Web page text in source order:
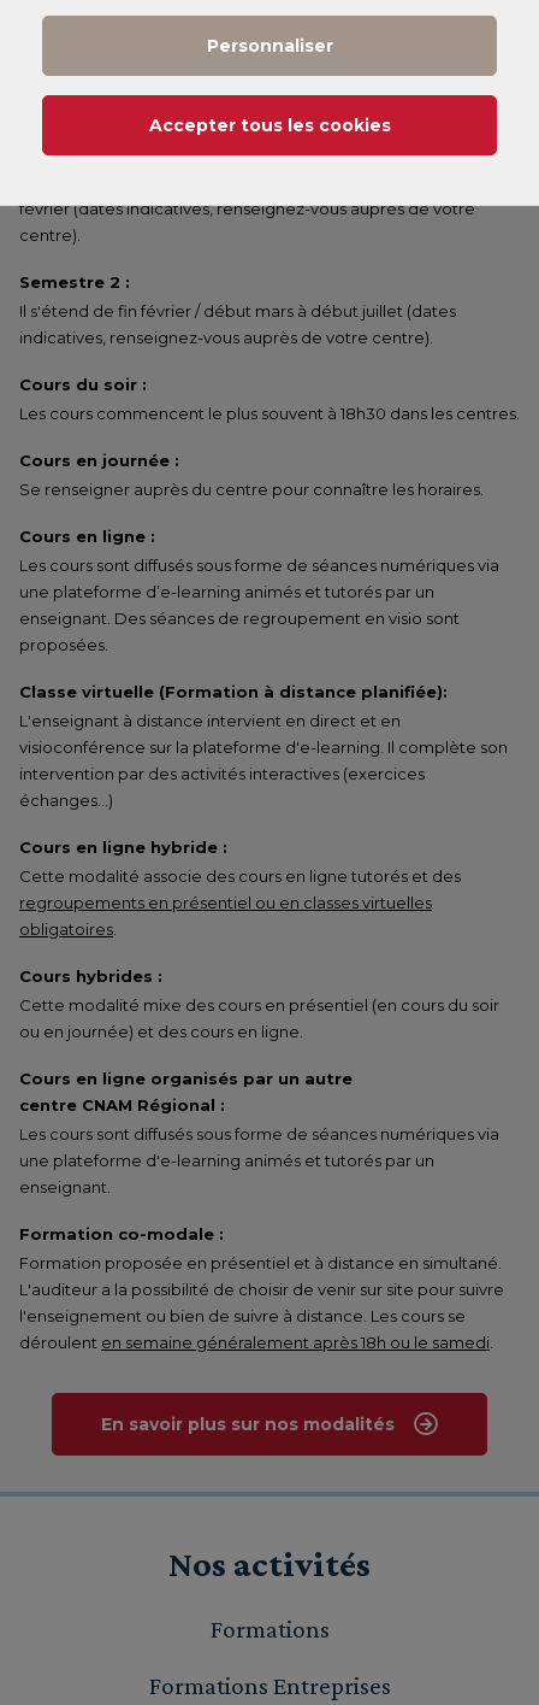
Il s'étend de fin septembre / début octobre à début juillet
(dates indicatives, renseignez-vous auprès de votre centre).
Semestre 1 :
février (dates indicatives, renseignez-vous auprès de votre
centre).
Semestre 2 :
Il s'étend de fin février / début mars à début juillet (dates
indicatives, renseignez-vous auprès de votre centre).
Cours du soir :
Les cours commencent le plus souvent à 18h30 dans les centres.
Cours en journée :
Se renseigner auprès du centre pour connaître les horaires.
Cours en ligne :
Les cours sont diffusés sous forme de séances numériques via
une plateforme d’e-learning animés et tutorés par un
enseignant. Des séances de regroupement en visio sont
proposées.
Classe virtuelle (Formation à distance planifiée):
L'enseignant à distance intervient en direct et en
visioconférence sur la plateforme d'e-learning. Il complète son
intervention par des activités interactives (exercices
échanges…)
Cours en ligne hybride :
Cette modalité associe des cours en ligne tutorés et des
regroupements en présentiel ou en classes virtuelles
obligatoires
Cours hybrides :
Cette modalité mixe des cours en présentiel (en cours du soir
ou en journée) et des cours en ligne.
Cours en ligne organisés par un autre
centre CNAM Régional :
Les cours sont diffusés sous forme de séances numériques via
une plateforme d'e-learning animés et tutorés par un
enseignant.
Formation co-modale :
Formation proposée en présentiel et à distance en simultané.
L'auditeur a la possibilité de choisir de venir sur site pour suivre
l'enseignement ou bien de suivre à distance. Les cours se
déroulent en semaine généralement après 18h ou le samedi
En savoir plus sur nos modalités
Nos activités
Formations
Formations Entreprises
Personnaliser
Accepter tous les cookies